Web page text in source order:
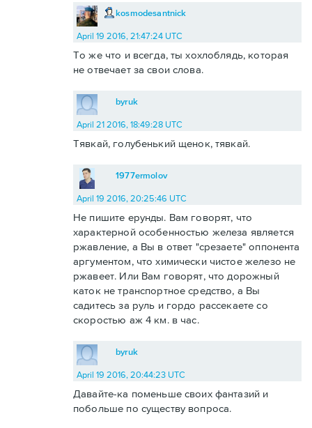
kosmodesantnick
April 19 2016, 21:47:24 UTC
То же что и всегда, ты хохлоблядь, которая
не отвечает за свои слова.
byruk
April 21 2016, 18:49:28 UTC
Тявкай, голубенький щенок, тявкай.
1977ermolov
April 19 2016, 20:25:46 UTC
Не пишите ерунды. Вам говорят, что
характерной особенностью железа является
ржавление, а Вы в ответ "срезаете" оппонента
аргументом, что химически чистое железо не
ржавеет. Или Вам говорят, что дорожный
каток не транспортное средство, а Вы
садитесь за руль и гордо рассекаете со
скоростью аж 4 км. в час.
byruk
April 19 2016, 20:44:23 UTC
Давайте-ка поменьше своих фантазий и
побольше по существу вопроса.